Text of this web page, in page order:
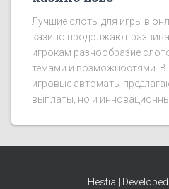
Лучшие слоты для игры в
казино продолжают
игрокам разнообразие
темами и возможностями. В
игровые автоматы
выплаты, но и
Hestia |